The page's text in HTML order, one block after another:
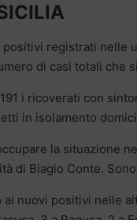
positivi registrati nelle
di casi totali che
i ricoverati con
in isolamento
la situazione
di Biagio Conte.
nuovi positivi nelle